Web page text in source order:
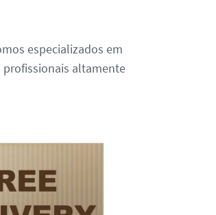
especializados em
profissionais altamente